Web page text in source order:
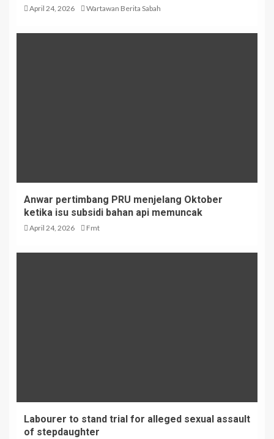
April 24, 2026 Wartawan Berita Sabah
Anwar pertimbang PRU menjelang Oktober
ketika isu subsidi bahan api memuncak
April 24, 2026 Fmt
Labourer to stand trial for alleged sexual assault
of stepdaughter